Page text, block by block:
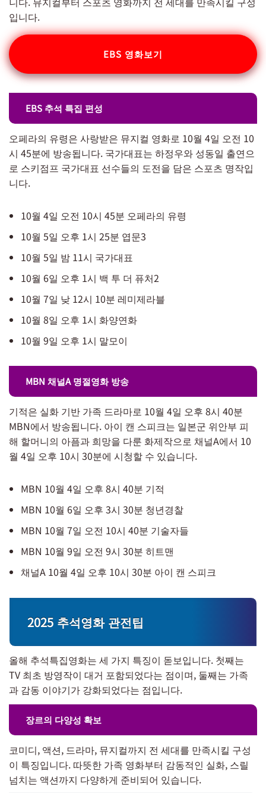
입니다.
EBS 영화보기
EBS 추석 특집 편성
오페라의 유령은 사랑받은 뮤지컬 영화로 10월 4일 오전 10
시 45분에 방송됩니다. 국가대표는 하정우와 성동일 출연으
로 스키점프 국가대표 선수들의 도전을 담은 스포츠 명작입
니다.
10월 4일 오전 10시 45분 오페라의 유령
10월 5일 오후 1시 25분 엽문3
10월 5일 밤 11시 국가대표
10월 6일 오후 1시 백 투 더 퓨처2
10월 7일 낮 12시 10분 레미제라블
10월 8일 오후 1시 화양연화
10월 9일 오후 1시 말모이
MBN 채널A 명절영화 방송
기적은 실화 기반 가족 드라마로 10월 4일 오후 8시 40분
MBN에서 방송됩니다. 아이 캔 스피크는 일본군 위안부 피
해 할머니의 아픔과 희망을 다룬 화제작으로 채널A에서 10
월 4일 오후 10시 30분에 시청할 수 있습니다.
MBN 10월 4일 오후 8시 40분 기적
MBN 10월 6일 오후 3시 30분 청년경찰
MBN 10월 7일 오전 10시 40분 기술자들
MBN 10월 9일 오전 9시 30분 히트맨
채널A 10월 4일 오후 10시 30분 아이 캔 스피크
2025 추석영화 관전팁
올해 추석특집영화는 세 가지 특징이 돋보입니다. 첫째는
TV 최초 방영작이 대거 포함되었다는 점이며, 둘째는 가족
과 감동 이야기가 강화되었다는 점입니다.
장르의 다양성 확보
코미디, 액션, 드라마, 뮤지컬까지 전 세대를 만족시킬 구성
이 특징입니다. 따뜻한 가족 영화부터 감동적인 실화, 스릴
넘치는 액션까지 다양하게 준비되어 있습니다.